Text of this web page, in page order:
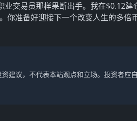
交易员那样果断出手。我在$0.12建
你准备好迎接下一个改变人生的多倍
建议，不代表本站观点和立场。投资者应